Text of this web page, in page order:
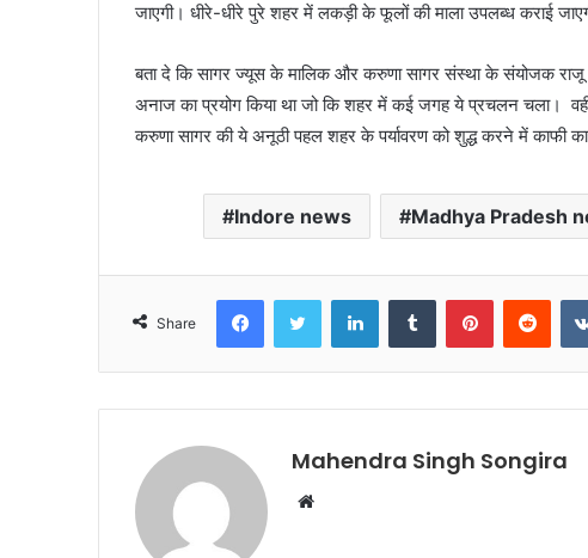
जाएगी। धीरे-धीरे पुरे शहर में लकड़ी के फूलों की माला उपलब्ध कराई
बता दे कि सागर ज्यूस के मालिक और करुणा सागर संस्था के संयोजक
अनाज का प्रयोग किया था जो कि शहर में कई जगह ये प्रचलन चला।
करुणा सागर की ये अनूठी पहल शहर के पर्यावरण को शुद्ध करने में काफी
Indore news Madhya Pradesh
Share
FacebookTwitter LinkedInTumblr Pinterest
Mahendra Singh Songira
Website